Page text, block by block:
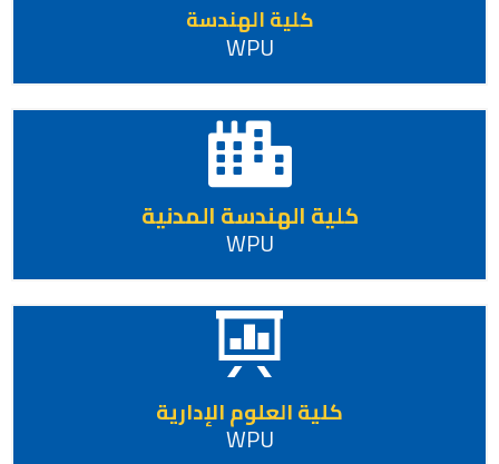
كلية الهندسة
WPU
كلية الهندسة المدنية
WPU
كلية العلوم الإدارية
WPU